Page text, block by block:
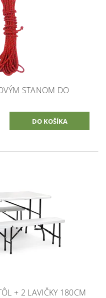
STANOM DO
+ 2 LAVIČKY 180CM